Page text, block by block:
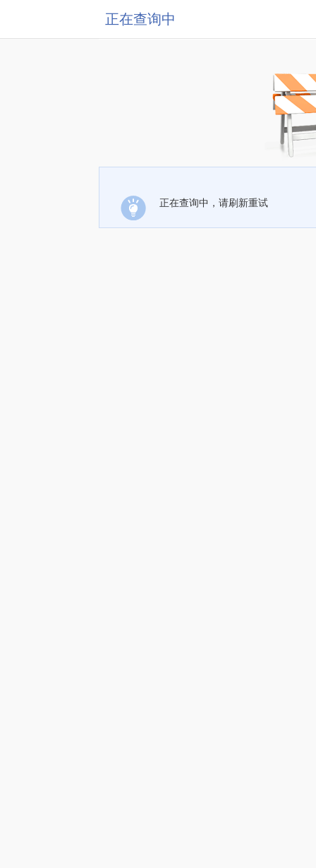
正在查询中
正在查询中，请刷新重试